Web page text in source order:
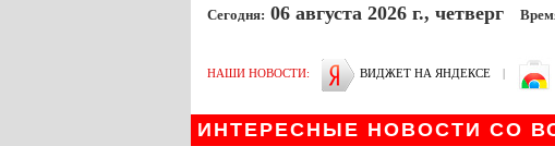
Сегодня: 06 августа 2026 г., четверг
НАШИ НОВОСТИ: ВИДЖЕТ НА ЯНДЕКСЕ |
ИНТЕРЕСНЫЕ НОВОСТИ СО